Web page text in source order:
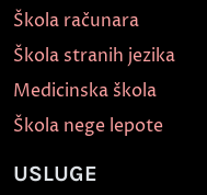
Škola računara
Škola stranih jezika
Medicinska škola
Škola nege lepote
USLUGE